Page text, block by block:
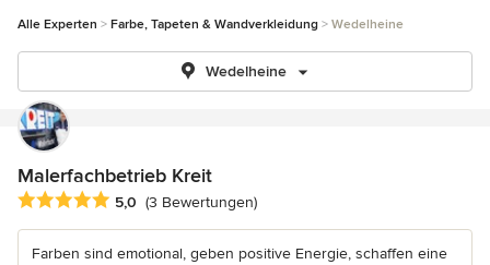
Alle Experten Farbe, Tapeten & Wandverkleidung Wedelheine
Wedelheine
Malerfachbetrieb Kreit
Durchschnittliche Bewertung: 5 von 5 Sternen
5,0 (3 Bewertungen)
Farben sind emotional, geben positive Energie, schaffen eine